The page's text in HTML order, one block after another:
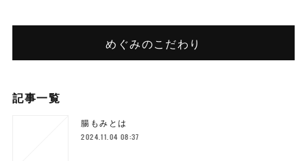
めぐみのこだわり
記事一覧
腸もみとは
2024.11.04 08:37